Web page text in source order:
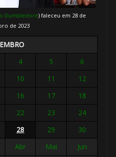
Dumbledore) faleceu em 28 de
de 2023
4 5
6
10 11
12
16 17
18
22 23
24
28 29
30
Abr Mai
Jun